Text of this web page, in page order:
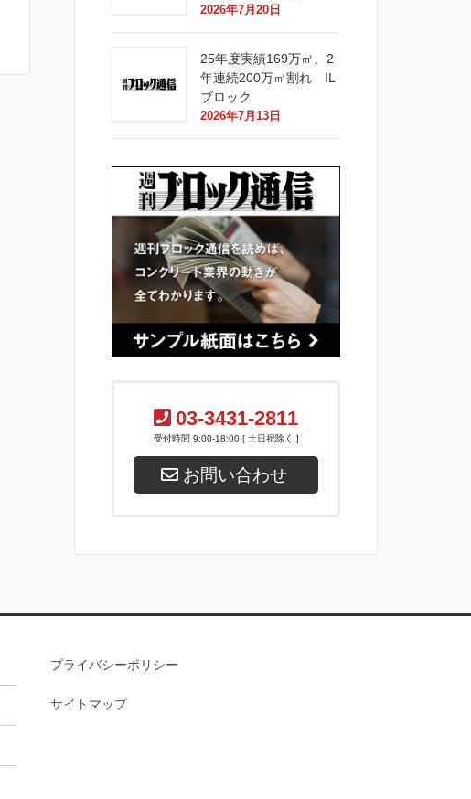
2026年7月20日
25年度実績169万㎡、2
年連続200万㎡割れ IL
ブロック
2026年7月13日
03-3431-2811
受付時間 9:00-18:00 [ 土日祝除く ]
お問い合わせ
プライバシーポリシー
サイトマップ